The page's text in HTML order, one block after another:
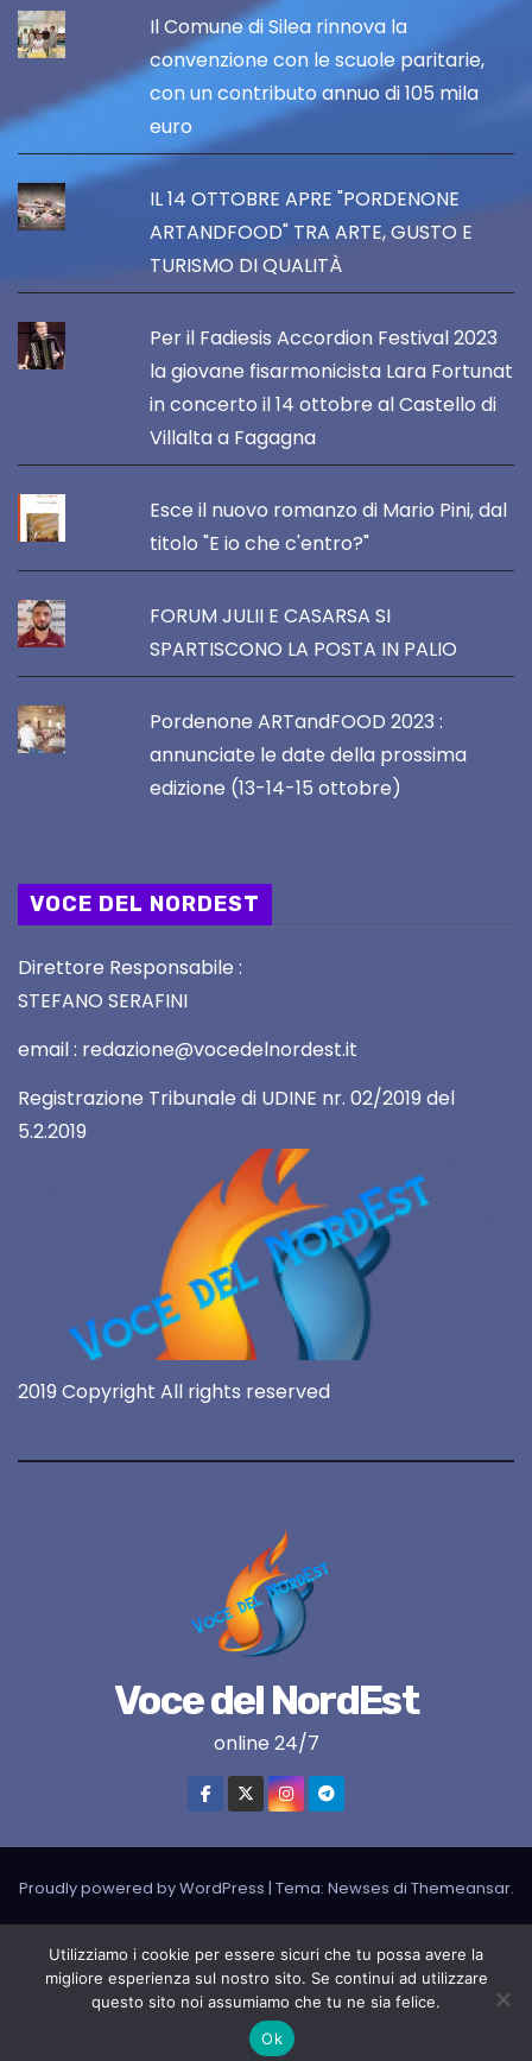
Il Comune di Silea rinnova la
convenzione con le scuole paritarie,
con un contributo annuo di 105 mila
euro
IL 14 OTTOBRE APRE "PORDENONE
ARTANDFOOD" TRA ARTE, GUSTO E
TURISMO DI QUALITÀ
Per il Fadiesis Accordion Festival 2023
la giovane fisarmonicista Lara Fortunat
in concerto il 14 ottobre al Castello di
Villalta a Fagagna
Esce il nuovo romanzo di Mario Pini, dal
titolo "E io che c'entro?"
FORUM JULII E CASARSA SI
SPARTISCONO LA POSTA IN PALIO
Pordenone ARTandFOOD 2023 :
annunciate le date della prossima
edizione (13-14-15 ottobre)
VOCE DEL NORDEST
Direttore Responsabile :
STEFANO SERAFINI
email : redazione@vocedelnordest.it
Registrazione Tribunale di UDINE nr. 02/2019 del
5.2.2019
2019 Copyright All rights reserved
Voce del NordEst
online 24/7
Proudly powered by WordPress | Tema: Newses di Themeansar.
LIVE RADIO
RADIONORDEST
Il mio account
SPORT FURLAN PAR FURLAN – In collaborazione con A.S.F.
Utilizziamo i cookie per essere sicuri che tu possa avere la
migliore esperienza sul nostro sito. Se continui ad utilizzare
questo sito noi assumiamo che tu ne sia felice.
Ok